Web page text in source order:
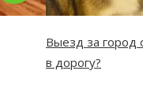
Выезд за город
в дорогу?